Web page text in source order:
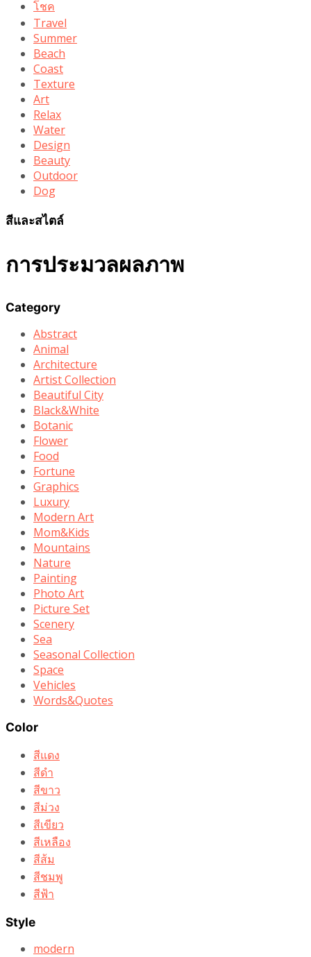
โชค
Travel
Summer
Beach
Coast
Texture
Art
Relax
Water
Design
Beauty
Outdoor
Dog
สีและสไตล์
การประมวลผลภาพ
Category
Abstract
Animal
Architecture
Artist Collection
Beautiful City
Black&White
Botanic
Flower
Food
Fortune
Graphics
Luxury
Modern Art
Mom&Kids
Mountains
Nature
Painting
Photo Art
Picture Set
Scenery
Sea
Seasonal Collection
Space
Vehicles
Words&Quotes
Color
สีแดง
สีดำ
สีขาว
สีม่วง
สีเขียว
สีเหลือง
สีส้ม
สีชมพู
สีฟ้า
Style
modern